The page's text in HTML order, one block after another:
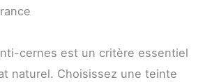
cernes est un critère essentiel
naturel. Choisissez une teinte